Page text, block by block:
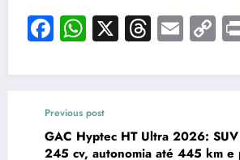
Facebook
WhatsApp
X Threads
Previous post
GAC Hyptec HT Ultra 2026:
245 cv, autonomia até 445 km e